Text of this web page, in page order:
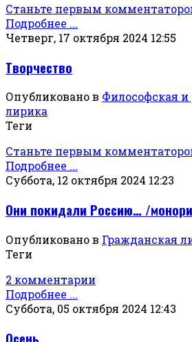
Станьте первым
Подробнее ...
Четверг, 17 октября 2024 12:55
Творчество
Опубликовано в Философская и
лирика
Теги
Станьте первым
Подробнее ...
Суббота, 12 октября 2024 12:23
Они покидали Россию… /
Опубликовано в Гражданская
Теги
2 комментарии
Подробнее ...
Суббота, 05 октября 2024 12:43
Осень